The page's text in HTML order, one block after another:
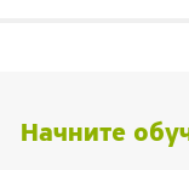
Начните